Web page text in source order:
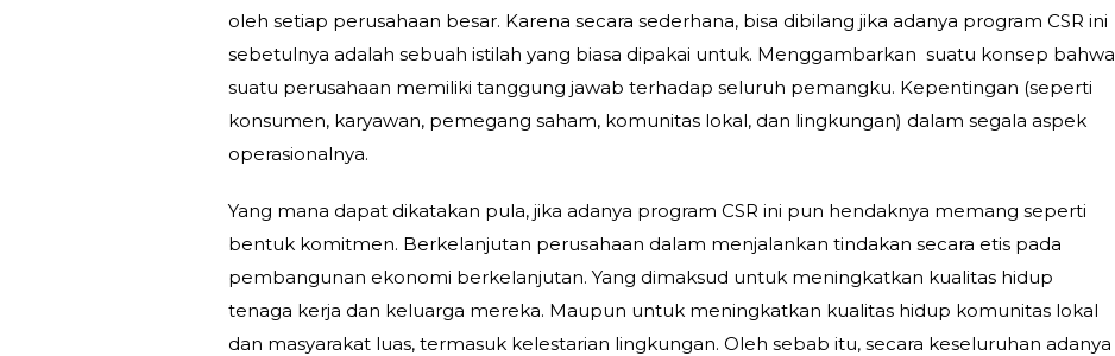
oleh setiap perusahaan besar. Karena secara sederhana, bisa dibilang jika adanya program CSR ini
sebetulnya adalah sebuah istilah yang biasa dipakai untuk. Menggambarkan suatu konsep bahwa
suatu perusahaan memiliki tanggung jawab terhadap seluruh pemangku. Kepentingan (seperti
konsumen, karyawan, pemegang saham, komunitas lokal, dan lingkungan) dalam segala aspek
operasionalnya.
Yang mana dapat dikatakan pula, jika adanya program CSR ini pun hendaknya memang seperti
bentuk komitmen. Berkelanjutan perusahaan dalam menjalankan tindakan secara etis pada
pembangunan ekonomi berkelanjutan. Yang dimaksud untuk meningkatkan kualitas hidup
tenaga kerja dan keluarga mereka. Maupun untuk meningkatkan kualitas hidup komunitas lokal
dan masyarakat luas, termasuk kelestarian lingkungan. Oleh sebab itu, secara keseluruhan adanya